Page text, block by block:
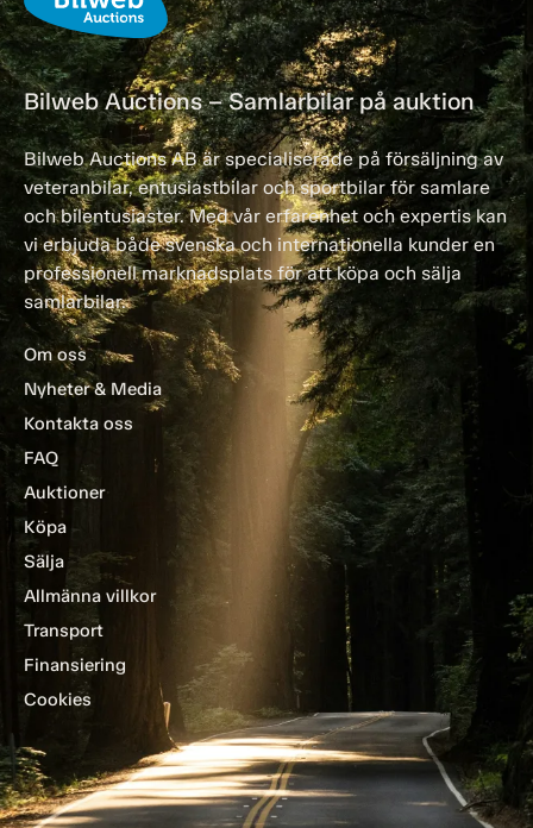
Bilweb Auctions – Samlarbilar på auktion
Bilweb Auctions AB är specialiserade på försäljning av
veteranbilar, entusiastbilar och sportbilar för samlare
och bilentusiaster. Med vår erfarenhet och expertis kan
vi erbjuda både svenska och internationella kunder en
professionell marknadsplats för att köpa och sälja
samlarbilar.
Om oss
Nyheter & Media
Kontakta oss
FAQ
Auktioner
Köpa
Sälja
Allmänna villkor
Transport
Finansiering
Cookies